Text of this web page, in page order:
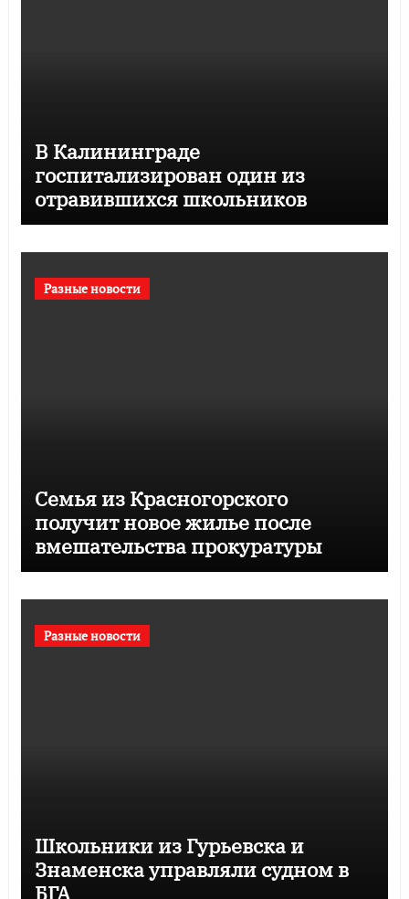
В Калининграде
госпитализирован один из
отравившихся школьников
Разные новости
Семья из Красногорского
получит новое жилье после
вмешательства прокуратуры
Разные новости
Школьники из Гурьевска и
Знаменска управляли судном в
БГА